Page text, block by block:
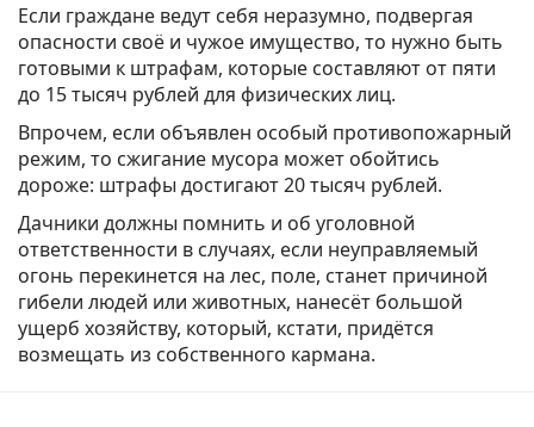
Если граждане ведут себя неразумно, подвергая
опасности своё и чужое имущество, то нужно быть
готовыми к штрафам, которые составляют от пяти
до 15 тысяч рублей для физических лиц.
Впрочем, если объявлен особый противопожарный
режим, то сжигание мусора может обойтись
дороже: штрафы достигают 20 тысяч рублей.
Дачники должны помнить и об уголовной
ответственности в случаях, если неуправляемый
огонь перекинется на лес, поле, станет причиной
гибели людей или животных, нанесёт большой
ущерб хозяйству, который, кстати, придётся
возмещать из собственного кармана.